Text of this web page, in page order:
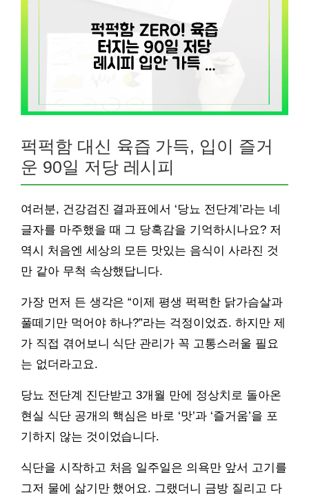
퍽퍽함 대신 육즙 가득, 입이 즐거
운 90일 저당 레시피
여러분, 건강검진 결과표에서 ‘당뇨 전단계’라는 네
글자를 마주했을 때 그 당혹감을 기억하시나요? 저
역시 처음엔 세상의 모든 맛있는 음식이 사라진 것
만 같아 무척 속상했답니다.
가장 먼저 든 생각은 “이제 평생 퍽퍽한 닭가슴살과
풀떼기만 먹어야 하나?”라는 걱정이었죠. 하지만 제
가 직접 겪어보니 식단 관리가 꼭 고통스러울 필요
는 없더라고요.
당뇨 전단계 진단받고 3개월 만에 정상치로 돌아온
현실 식단 공개의 핵심은 바로 ‘맛’과 ‘즐거움’을 포
기하지 않는 것이었습니다.
식단을 시작하고 처음 일주일은 의욕만 앞서 고기를
그저 물에 삶기만 했어요. 그랬더니 금방 질리고 다